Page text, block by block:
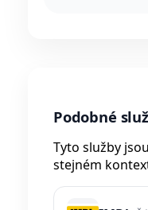
Podobné
Tyto služby
stejném